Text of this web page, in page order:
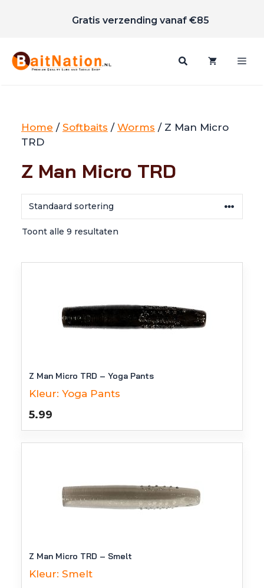
inhoud
Gratis verzending vanaf €85
Home / Softbaits / Worms / Z Man Micro
TRD
Z Man Micro TRD
Toont alle 9 resultaten
Z Man Micro TRD – Yoga Pants
Kleur: Yoga Pants
5.99
Z Man Micro TRD – Smelt
Kleur: Smelt